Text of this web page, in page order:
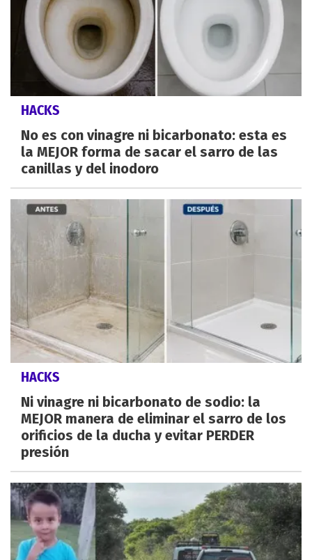
HACKS
No es con vinagre ni bicarbonato: esta es
la MEJOR forma de sacar el sarro de las
canillas y del inodoro
HACKS
Ni vinagre ni bicarbonato de sodio: la
MEJOR manera de eliminar el sarro de los
orificios de la ducha y evitar PERDER
presión